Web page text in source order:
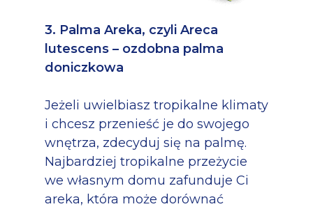
3. Palma Areka, czyli Areca
lutescens – ozdobna palma
doniczkowa
Jeżeli uwielbiasz tropikalne klimaty
i chcesz przenieść je do swojego
wnętrza, zdecyduj się na palmę.
Najbardziej tropikalne przeżycie
we własnym domu zafunduje Ci
areka, która może dorównać